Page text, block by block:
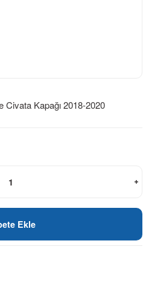
Kapağı 2018-2020
Ekle